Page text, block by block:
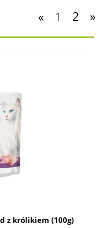
« 1 2 »
z królikiem (100g)